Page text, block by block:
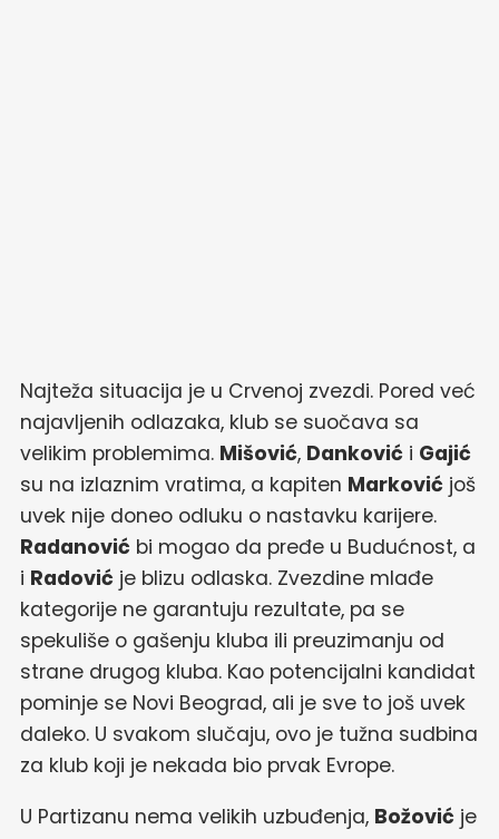
Najteža situacija je u Crvenoj zvezdi. Pored već
najavljenih odlazaka, klub se suočava sa
velikim problemima. Mišović, Danković i Gajić
su na izlaznim vratima, a kapiten Marković još
uvek nije doneo odluku o nastavku karijere.
Radanović bi mogao da pređe u Budućnost, a
i Radović je blizu odlaska. Zvezdine mlađe
kategorije ne garantuju rezultate, pa se
spekuliše o gašenju kluba ili preuzimanju od
strane drugog kluba. Kao potencijalni kandidat
pominje se Novi Beograd, ali je sve to još uvek
daleko. U svakom slučaju, ovo je tužna sudbina
za klub koji je nekada bio prvak Evrope.
U Partizanu nema velikih uzbuđenja, Božović je